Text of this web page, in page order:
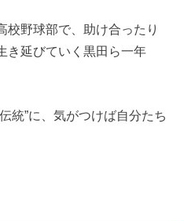
校野球部で、助け合ったり
き延びていく黒田ら一年
統”に、気がつけば自分たち